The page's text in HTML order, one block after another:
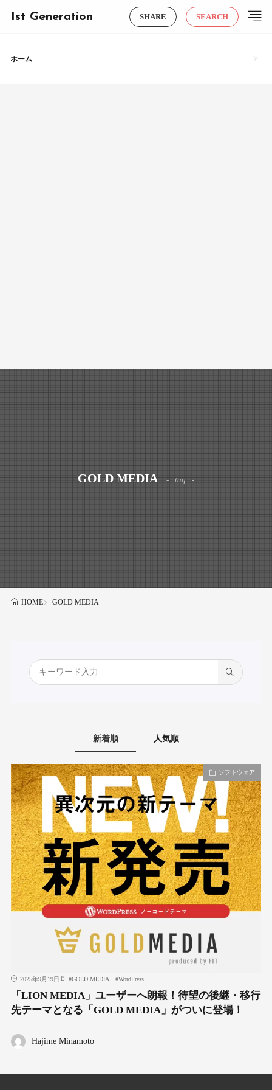
1st Generation SHARE SEARCH
ホーム
GOLD MEDIA tag
HOME GOLD MEDIA
新着順 人気順
ソフトウェア
2025年9月19日 #GOLD MEDIA #WordPress
「LION MEDIA」ユーザーへ朗報！待望の後継・移行
先テーマとなる「GOLD MEDIA」がついに登場！
Hajime Minamoto